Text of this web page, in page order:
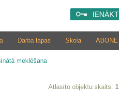
IENĀKT
ABONĒ
Skola
Darba lapas
meklēšana
Atlasīto objektu skaits: 1